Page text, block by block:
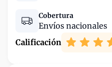
Cobertura
Envíos nacionales
Calificación